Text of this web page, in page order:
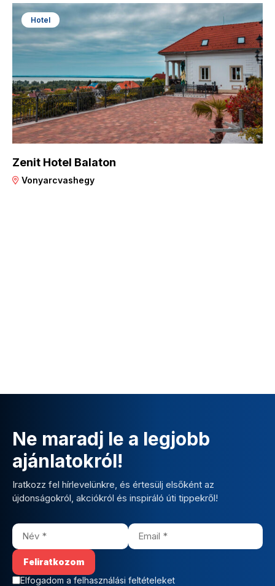
Hotel
Zenit Hotel Balaton
Vonyarcvashegy
Ne maradj le a legjobb
ajánlatokról!
Iratkozz fel hírlevelünkre, és értesülj elsőként az
újdonságokról, akciókról és inspiráló úti tippekről!
Elfogadom a felhasználási feltételeket